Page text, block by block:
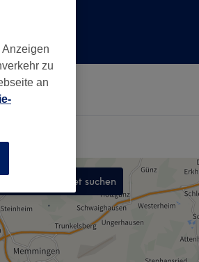
In diesem Gebiet suchen
,
zu
an